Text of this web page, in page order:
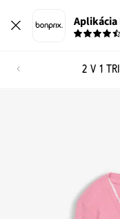
2 V 1